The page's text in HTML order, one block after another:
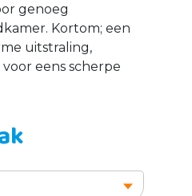
genoeg
Kortom; een
uitstraling,
eens scherpe